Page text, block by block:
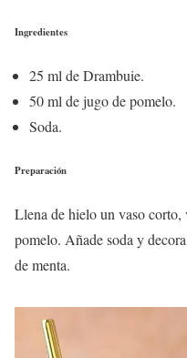
Ingredientes
25 ml de Drambuie.
50 ml de jugo de pomelo.
Soda.
Preparación
Llena de hielo un vaso
pomelo. Añade soda y
de menta.